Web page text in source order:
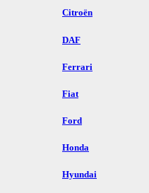
Citroën
DAF
Ferrari
Fiat
Ford
Honda
Hyundai